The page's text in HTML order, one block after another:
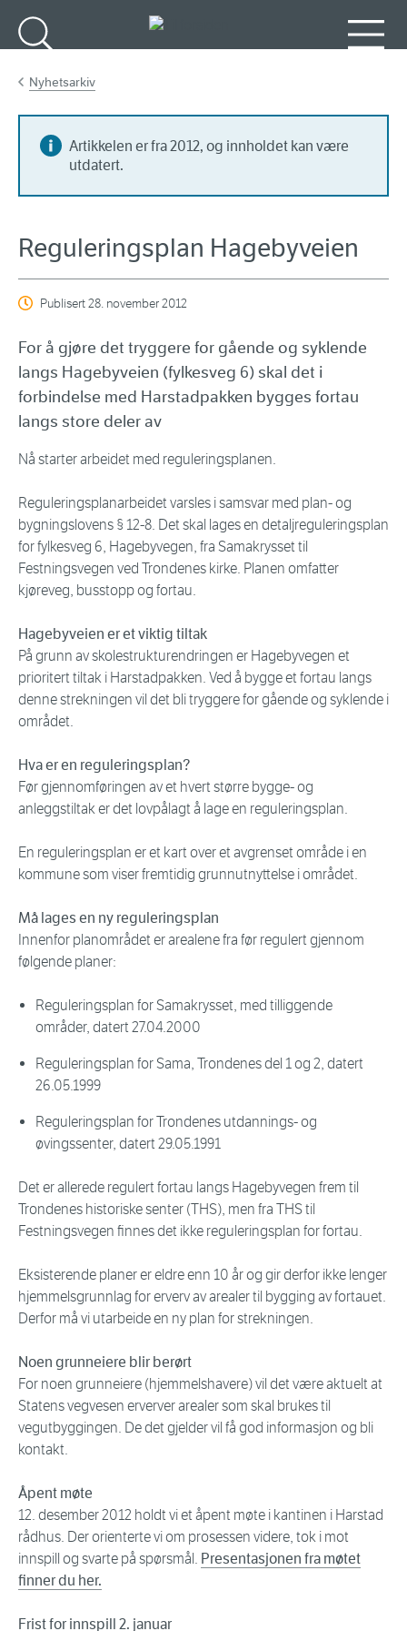
Nyhetsarkiv
Artikkelen er fra 2012, og innholdet kan være
utdatert.
Reguleringsplan Hagebyveien
Publisert28. november 2012
For å gjøre det tryggere for gående og syklende
langs Hagebyveien (fylkesveg 6) skal det i
forbindelse med Harstadpakken bygges fortau
langs store deler av
Nå starter arbeidet med reguleringsplanen.
Reguleringsplanarbeidet varsles i samsvar med plan- og
bygningslovens § 12-8. Det skal lages en detaljreguleringsplan
for fylkesveg 6, Hagebyvegen, fra Samakrysset til
Festningsvegen ved Trondenes kirke. Planen omfatter
kjøreveg, busstopp og fortau.
Hagebyveien er et viktig tiltak
På grunn av skolestrukturendringen er Hagebyvegen et
prioritert tiltak i Harstadpakken. Ved å bygge et fortau langs
denne strekningen vil det bli tryggere for gående og syklende i
området.
Hva er en reguleringsplan?
Før gjennomføringen av et hvert større bygge- og
anleggstiltak er det lovpålagt å lage en reguleringsplan.
En reguleringsplan er et kart over et avgrenset område i en
kommune som viser fremtidig grunnutnyttelse i området.
Må lages en ny reguleringsplan
Innenfor planområdet er arealene fra før regulert gjennom
følgende planer:
Reguleringsplan for Samakrysset, med tilliggende
områder, datert 27.04.2000
Reguleringsplan for Sama, Trondenes del 1 og 2, datert
26.05.1999
Reguleringsplan for Trondenes utdannings- og
øvingssenter, datert 29.05.1991
Det er allerede regulert fortau langs Hagebyvegen frem til
Trondenes historiske senter (THS), men fra THS til
Festningsvegen finnes det ikke reguleringsplan for fortau.
Eksisterende planer er eldre enn 10 år og gir derfor ikke lenger
hjemmelsgrunnlag for erverv av arealer til bygging av fortauet.
Derfor må vi utarbeide en ny plan for strekningen.
Noen grunneiere blir berørt
For noen grunneiere (hjemmelshavere) vil det være aktuelt at
Statens vegvesen erverver arealer som skal brukes til
vegutbyggingen. De det gjelder vil få god informasjon og bli
kontakt.
Åpent møte
12. desember 2012 holdt vi et åpent møte i kantinen i Harstad
rådhus. Der orienterte vi om prosessen videre, tok i mot
innspill og svarte på spørsmål. Presentasjonen fra møtet
finner du her.
Frist for innspill 2. januar